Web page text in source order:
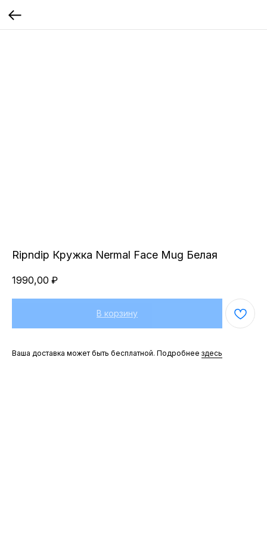
Ripndip Кружка Nermal Face Mug Белая
1990,00 ₽
В корзину
Ваша доставка может быть бесплатной. Подробнее здесь